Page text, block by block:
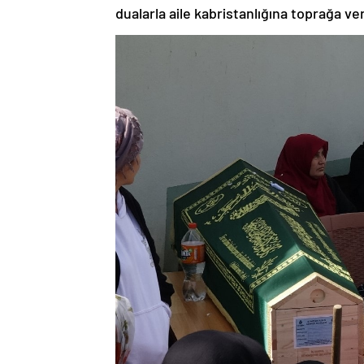
dualarla aile kabristanlığına toprağa